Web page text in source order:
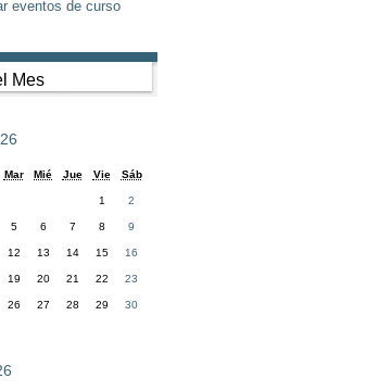
eventos de curso
Mes
Mar Mié Jue Vie Sáb
1 2
5 6 7 8 9
12 13 14 15 16
19 20 21 22 23
26 27 28 29 30